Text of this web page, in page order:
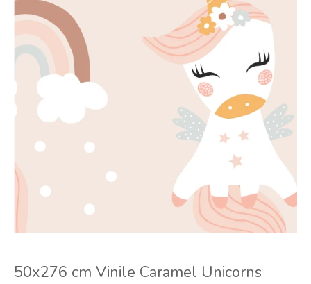
50x276 cm Vinile Caramel Unicorns